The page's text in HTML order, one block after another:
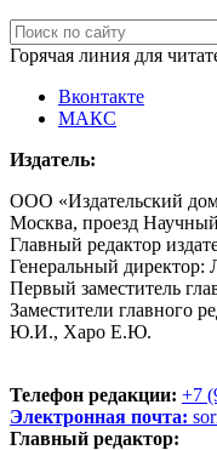
Горячая линия для
Вконтакте
МАКС
Издатель:
ООО «Издательский дом
Москва, проезд
Главный редактор
Генеральный
Первый заместитель
Заместители главного
Ю.И., Харо Е.Ю.
Телефон редакции: +7
Электронная почта:
Главный редактор: